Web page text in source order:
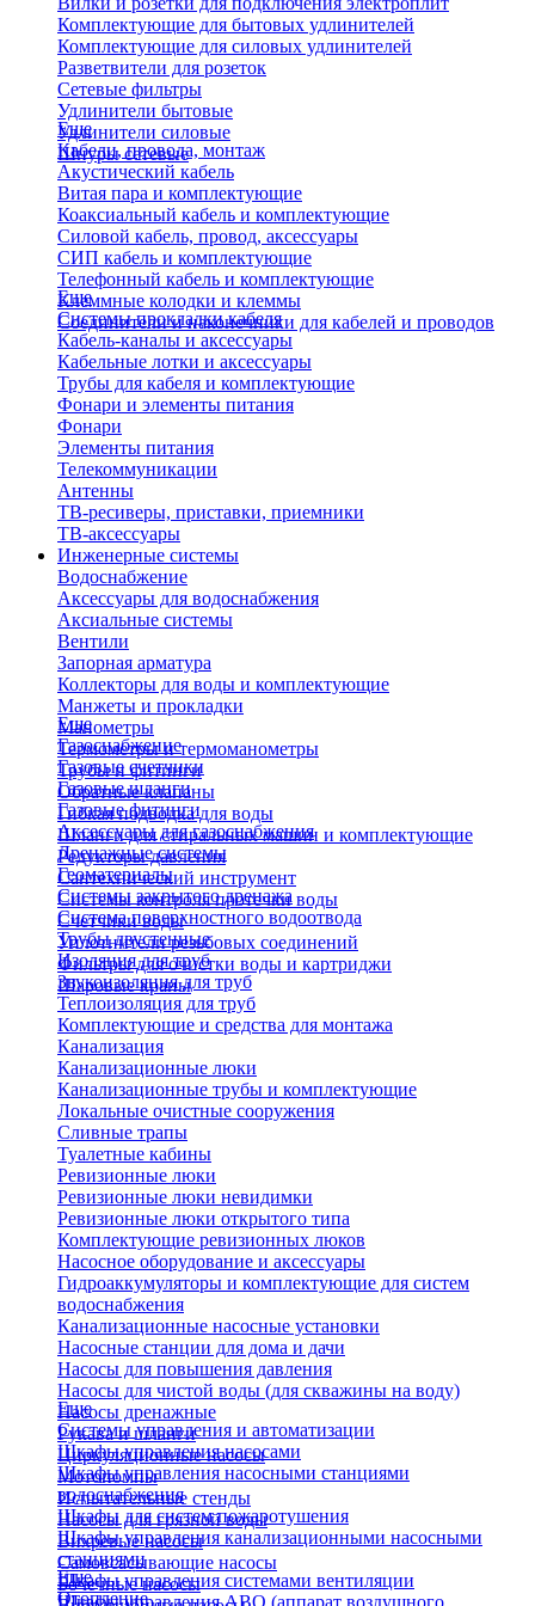
Комплектующие для бытовых удлинителей
Комплектующие для силовых удлинителей
Разветвители для розеток
Сетевые фильтры
Удлинители бытовые
Удлинители силовые
Шнуры сетевые
Еще
Кабели, провода, монтаж
Акустический кабель
Витая пара и комплектующие
Коаксиальный кабель и комплектующие
Силовой кабель, провод, аксессуары
СИП кабель и комплектующие
Телефонный кабель и комплектующие
Клеммные колодки и клеммы
Соединители и наконечники для кабелей и проводов
Еще
Системы прокладки кабеля
Кабель-каналы и аксессуары
Кабельные лотки и аксессуары
Трубы для кабеля и комплектующие
Фонари и элементы питания
Фонари
Элементы питания
Телекоммуникации
Антенны
ТВ-ресиверы, приставки, приемники
ТВ-аксессуары
Инженерные системы
Водоснабжение
Аксессуары для водоснабжения
Аксиальные системы
Вентили
Запорная арматура
Коллекторы для воды и комплектующие
Манжеты и прокладки
Манометры
Термометры и термоманометры
Трубы и фитинги
Обратные клапаны
Гибкая подводка для воды
Шланги для стиральных машин и комплектующие
Редукторы давления
Сантехнический инструмент
Системы контроля протечки воды
Счетчики воды
Уплотнители резьбовых соединений
Фильтры для очистки воды и картриджи
Шаровые краны
Еще
Газоснабжение
Газовые счетчики
Газовые шланги
Газовые фитинги
Аксессуары для газоснабжения
Дренажные системы
Геоматериалы
Системы закрытого дренажа
Система поверхностного водоотвода
Трубы двустенные
Изоляция для труб
Звукоизоляция для труб
Теплоизоляция для труб
Комплектующие и средства для монтажа
Канализация
Канализационные люки
Канализационные трубы и комплектующие
Локальные очистные сооружения
Сливные трапы
Туалетные кабины
Ревизионные люки
Ревизионные люки невидимки
Ревизионные люки открытого типа
Комплектующие ревизионных люков
Насосное оборудование и аксессуары
Гидроаккумуляторы и комплектующие для систем
водоснабжения
Канализационные насосные установки
Насосные станции для дома и дачи
Насосы для повышения давления
Насосы для чистой воды (для скважины на воду)
Насосы дренажные
Рукава и шланги
Циркуляционные насосы
Мотопомпы
Испытательные стенды
Насосы для грязной воды
Вихревые насосы
Самовсасывающие насосы
Бочечные насосы
Еще
Системы управления и автоматизации
Шкафы управления насосами
Шкафы управления насосными станциями
водоснабжения
Шкафы для систем пожаротушения
Шкафы управления канализационными насосными
станциями
Шкафы управления системами вентиляции
Шкафы управления АВО (аппарат воздушного
Еще
Отопление